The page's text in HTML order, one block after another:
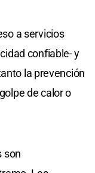
a servicios
confiable- y
la prevención
de calor o
son